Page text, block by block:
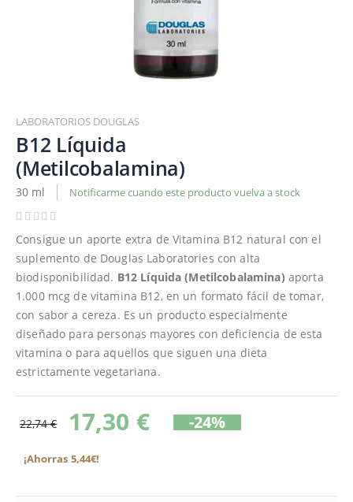
al
comienzo
de
la
galería
imágenes
LABORATORIOS DOUGLAS
B12 Líquida
(Metilcobalamina)
30 ml Notificarme cuando este producto vuelva a stock
Consigue un aporte extra de Vitamina B12 natural con el
suplemento de Douglas Laboratories con alta
biodisponibilidad. B12 Líquida (Metilcobalamina) aporta
1.000 mcg de vitamina B12, en un formato fácil de tomar,
con sabor a cereza. Es un producto especialmente
diseñado para personas mayores con deficiencia de esta
vitamina o para aquellos que siguen una dieta
estrictamente vegetariana.
22,74 € 17,30 € -24%
¡Ahorras 5,44€!